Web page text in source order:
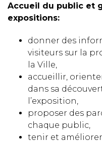
Accueil du public et
expositions:
donner des
visiteurs sur la
la Ville,
accueillir,
dans sa
l’exposition,
proposer des
chaque public,
tenir et